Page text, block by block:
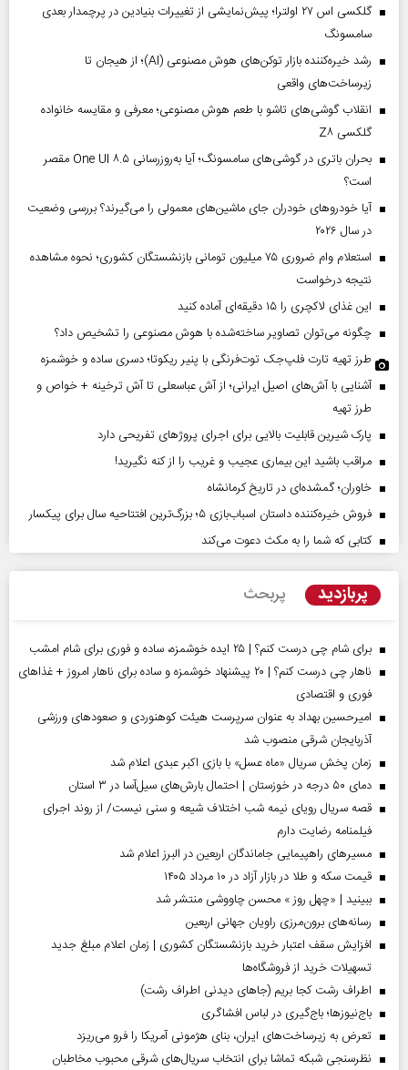
گلکسی اس ۲۷ اولترا؛ پیش‌نمایشی از تغییرات بنیادین در پرچمدار بعدی
سامسونگ
رشد خیره‌کننده بازار توکن‌های هوش مصنوعی (AI)؛ از هیجان تا
زیرساخت‌های واقعی
انقلاب گوشی‌های تاشو‌ با طعم هوش مصنوعی؛ معرفی و مقایسه خانواده
گلکسی Z۸
بحران باتری در گوشی‌های سامسونگ؛ آیا به‌روزرسانی One UI ۸.۵ مقصر
است؟
آیا خودروهای خودران جای ماشین‌های معمولی را می‌گیرند؟ بررسی وضعیت
در سال ۲۰۲۶
استعلام وام ضروری ۷۵ میلیون تومانی بازنشستگان کشوری؛ نحوه مشاهده
نتیجه درخواست
این غذای لاکچری را ۱۵ دقیقه‌ای آماده کنید
چگونه می‌توان تصاویر ساخته‌شده با هوش مصنوعی را تشخیص داد؟
طرز تهیه تارت فلپ‌جک توت‌فرنگی با پنیر ریکوتا؛ دسری ساده و خوشمزه
آشنایی با آش‌های اصیل ایرانی؛ از آش عباسعلی تا آش ترخینه + خواص و
طرز تهیه
پارک شیرین قابلیت‌ بالایی برای اجرای پروژهای تفریحی دارد
مراقب باشید این بیماری عجیب و غریب را از کنه نگیرید!
خاوران؛ گمشده‌ای در تاریخ کرمانشاه
فروش خیره‌کننده داستان اسباب‌بازی ۵؛ بزرگ‌ترین افتتاحیه سال برای پیکسار
کتابی که شما را به مکث دعوت می‌کند
پربازدید پربحث
برای شام چی درست کنم؟ | ۲۵ ایده خوشمزه، ساده و فوری برای شام امشب
ناهار چی درست کنم؟ | ۲۰ پیشنهاد خوشمزه و ساده برای ناهار امروز + غذاهای
فوری و اقتصادی
امیرحسین بهداد به عنوان سرپرست هیئت کوهنوردی و صعودهای ورزشی
آذربایجان شرقی منصوب شد
زمان پخش سریال «ماه عسل» با بازی اکبر عبدی اعلام شد
دمای ۵۰ درجه در خوزستان | احتمال بارش‌های سیل‌آسا در ۳ استان
قصه سریال رویای نیمه شب اختلاف شیعه و سنی نیست/ از روند اجرای
فیلمنامه رضایت دارم
مسیر‌های راهپیمایی جاماندگان اربعین در البرز اعلام شد
قیمت سکه و طلا در بازار آزاد در ۱۰ مرداد ۱۴۰۵
ببینید | «چهل روز » محسن چاووشی منتشر شد
رسانه‌های برون‌مرزی راویان جهانی اربعین
افزایش سقف اعتبار خرید بازنشستگان کشوری | زمان اعلام مبلغ جدید
تسهیلات خرید از فروشگاه‌ها
اطراف رشت کجا بریم (جاهای دیدنی اطراف رشت)
باج‌نیوزها؛ باج‌گیری در لباس افشاگری
تعرض به زیرساخت‌های ایران، بنای هژمونی آمریکا را فرو می‌ریزد
نظرسنجی شبکه تماشا برای انتخاب سریال‌های شرقی محبوب مخاطبان